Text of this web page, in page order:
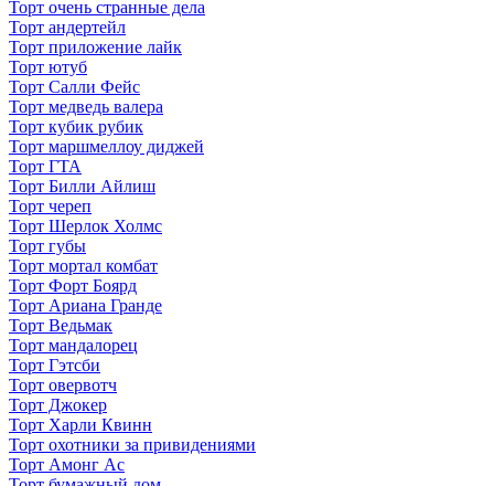
Торт очень странные дела
Торт андертейл
Торт приложение лайк
Торт ютуб
Торт Салли Фейс
Торт медведь валера
Торт кубик рубик
Торт маршмеллоу диджей
Торт ГТА
Торт Билли Айлиш
Торт череп
Торт Шерлок Холмс
Торт губы
Торт мортал комбат
Торт Форт Боярд
Торт Ариана Гранде
Торт Ведьмак
Торт мандалорец
Торт Гэтсби
Торт овервотч
Торт Джокер
Торт Харли Квинн
Торт охотники за привидениями
Торт Амонг Ас